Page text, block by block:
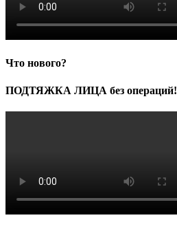
Что нового?
ПОДТЯЖКА ЛИЦА без операций!